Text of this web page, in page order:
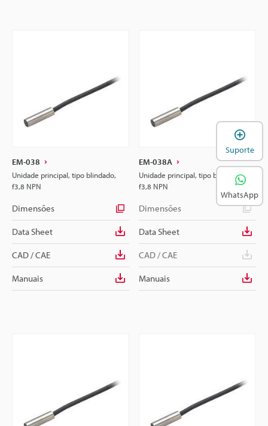
EM-038
Unidade principal, tipo blindado,
f3,8 NPN
Dimensões
Data Sheet
CAD / CAE
Manuais
EM-038A
Unidade principal, tipo blindado,
f3,8 NPN
Dimensões
Data Sheet
CAD / CAE
Manuais
Suporte
WhatsApp